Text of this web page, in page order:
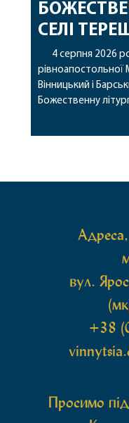
СЕЛІ
4 серпня 2026
рівноапостольної
Вінницький і
Божественну
Богородиці села
вул.
+38
Просимо